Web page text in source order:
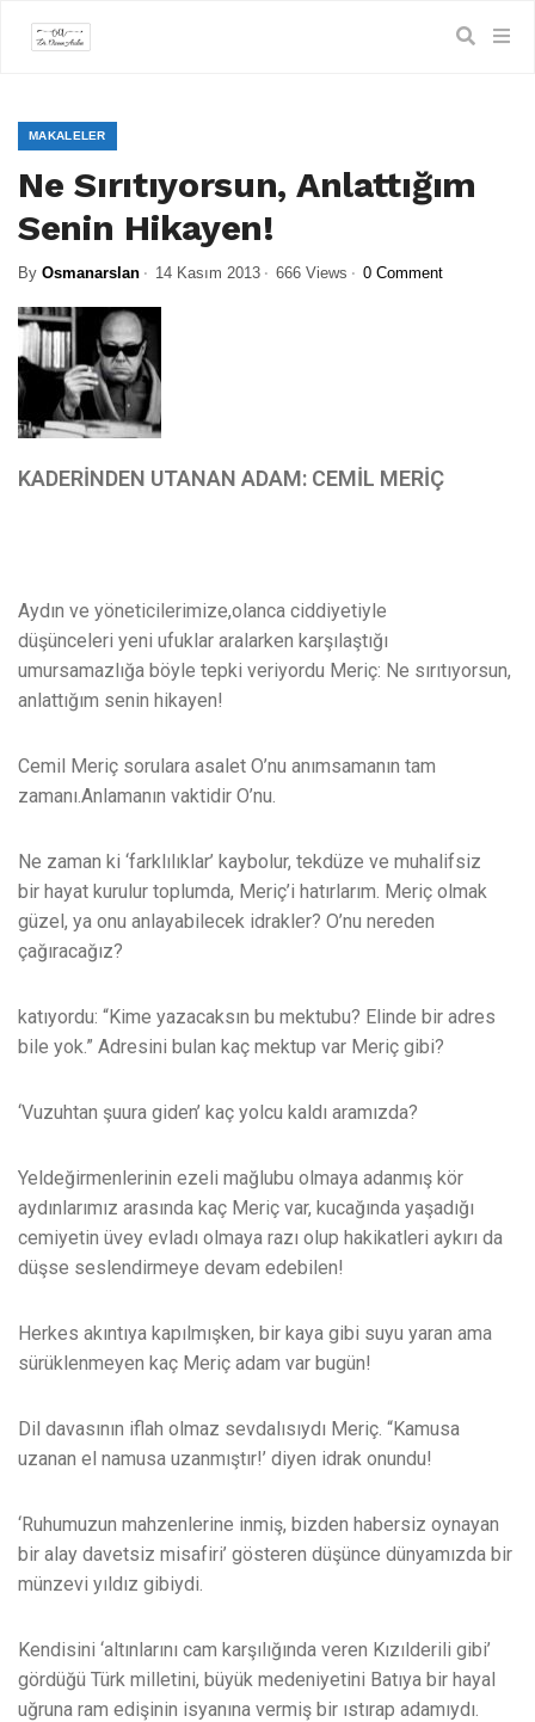
MAKALELER
Ne Sırıtıyorsun, Anlattığım
Senin Hikayen!
By Osmanarslan 14 Kasım 2013 666 Views 0 Comment
KADERİNDEN UTANAN ADAM: CEMİL MERİÇ
Aydın ve yöneticilerimize,olanca ciddiyetiyle
düşünceleri yeni ufuklar aralarken karşılaştığı
umursamazlığa böyle tepki veriyordu Meriç: Ne sırıtıyorsun,
anlattığım senin hikayen!
Cemil Meriç sorulara asalet O’nu anımsamanın tam
zamanı.Anlamanın vaktidir O’nu.
Ne zaman ki ‘farklılıklar’ kaybolur, tekdüze ve muhalifsiz
bir hayat kurulur toplumda, Meriç’i hatırlarım. Meriç olmak
güzel, ya onu anlayabilecek idrakler? O’nu nereden
çağıracağız?
katıyordu: “Kime yazacaksın bu mektubu? Elinde bir adres
bile yok.” Adresini bulan kaç mektup var Meriç gibi?
‘Vuzuhtan şuura giden’ kaç yolcu kaldı aramızda?
Yeldeğirmenlerinin ezeli mağlubu olmaya adanmış kör
aydınlarımız arasında kaç Meriç var, kucağında yaşadığı
cemiyetin üvey evladı olmaya razı olup hakikatleri aykırı da
düşse seslendirmeye devam edebilen!
Herkes akıntıya kapılmışken, bir kaya gibi suyu yaran ama
sürüklenmeyen kaç Meriç adam var bugün!
Dil davasının iflah olmaz sevdalısıydı Meriç. “Kamusa
uzanan el namusa uzanmıştır!’ diyen idrak onundu!
‘Ruhumuzun mahzenlerine inmiş, bizden habersiz oynayan
bir alay davetsiz misafiri’ gösteren düşünce dünyamızda bir
münzevi yıldız gibiydi.
Kendisini ‘altınlarını cam karşılığında veren Kızılderili gibi’
gördüğü Türk milletini, büyük medeniyetini Batıya bir hayal
uğruna ram edişinin isyanına vermiş bir ıstırap adamıydı.